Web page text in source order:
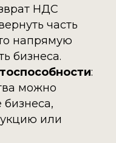
НДС
часть
напрямую
бизнеса.
:
можно
бизнеса,
или